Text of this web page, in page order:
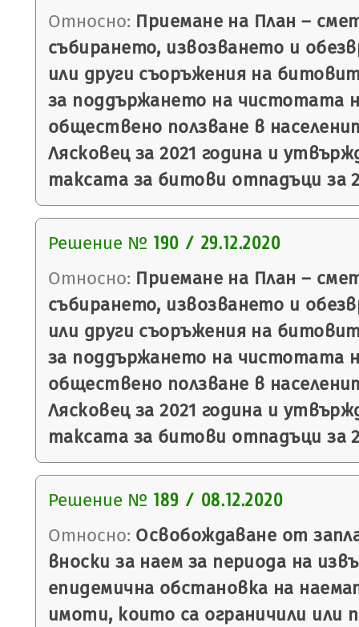
Относно: Приемане на План –
събирането, извозването и
или други съоръжения на
за поддържането на чистотата
обществено ползване в
Лясковец за 2021 година и
таксата за битови отпадъци за
Решение № 190 / 29.12.2020
Относно: Приемане на План –
събирането, извозването и
или други съоръжения на
за поддържането на чистотата
обществено ползване в
Лясковец за 2021 година и
таксата за битови отпадъци за
Решение № 189 / 08.12.2020
Относно: Освобождаване от
вноски за наем за периода на
епидемична обстановка на
имоти, които са ограничили или